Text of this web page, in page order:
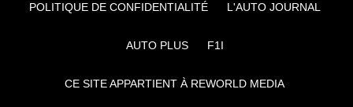
POLITIQUE DE CONFIDENTIALITÉ L'AUTO JOURNAL
AUTO PLUS F1I
CE SITE APPARTIENT À REWORLD MEDIA